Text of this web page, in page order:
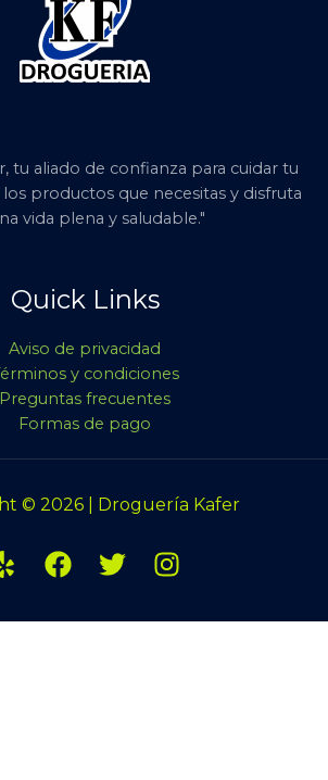
tu aliado de confianza para cuidar tu
los productos que necesitas y disfruta
vida plena y saludable."
Quick Links
Aviso de privacidad
y condiciones
Preguntas frecuentes
Formas de pago
© 2026 | Droguería Kafer